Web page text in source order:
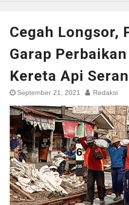
Cegah Longsor,
Garap
Kereta Api
September 21, 2021 Redaksi